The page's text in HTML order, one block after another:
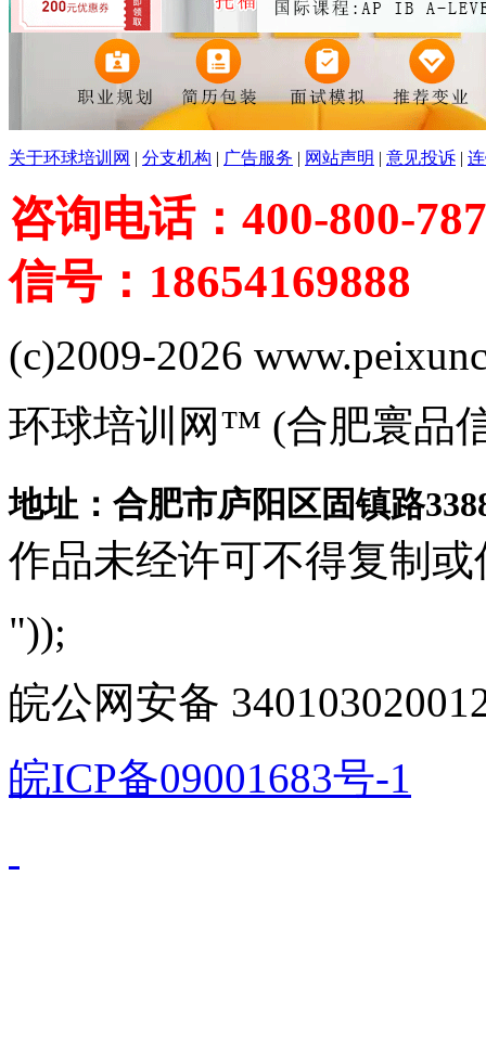
关于环球培训网 | 分支机构 | 广告服务 | 网站声明 | 意见投诉 |
咨询电话：400-800-
信号：18654169888
(c)2009-2026
环球培训网™ (合肥寰品
地址：合肥市庐阳区固镇路
作品未经许可不得复制或
"));
皖公网安备
皖ICP备09001683号-1